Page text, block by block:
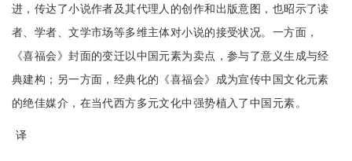
进，传达了小说作者及其代理人的创作和出版意图，也昭示了读
者、学者、文学市场等多维主体对小说的接受状况。一方面，
《喜福会》封面的变迁以中国元素为卖点，参与了意义生成与经
典建构；另一方面，经典化的《喜福会》成为宣传中国文化元素
的绝佳媒介，在当代西方多元文化中强势植入了中国元素。
译